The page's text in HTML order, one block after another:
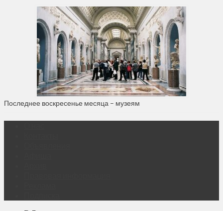
Последнее воскресенье месяца – музеям